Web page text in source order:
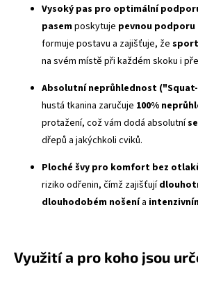
Vysoký pas pro optimální
pasemposkytuje pevnou
formuje postavu a zajišťuje, že
na svém místě při každém skoku i
Absolutní neprůhlednost ("
hustá tkanina zaručuje 100%
protažení, což vám dodá absolutní
dřepů a jakýchkoli cviků.
Ploché švy pro komfort bez
riziko odřenin, čímž zajišťují
dlouhodobém nošenía
Využití a pro koho jsou